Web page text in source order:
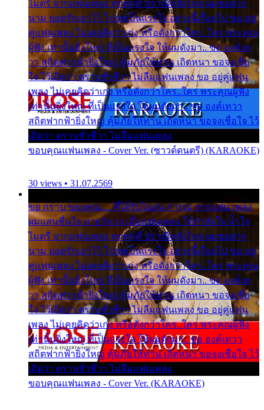
ไมตรี จากแฟนเพลง ทุกทุกที่ ปราณีหลั่งไหล ผมขอฝาก
นาม ยอดรักเอาไว้ โปรดเป็นแรงใจ อย่างนี้เรื่อยไป ขอ อยู่
คู่แฟนเพลง ไม่เคยคิดว่าเก่ง หรือดังกว่าใคร..ใคร พระคุณ
ผู้ฟัง เท่านั้นยิ่งใหญ่ ที่เป็นแรงใจ ให้ผมดังมา.. ขอ องค์เท
วา สถิตฟากฟ้ายิ่งใหญ่ คุ้มภัยให้ท่าน เถิดหนา ขอจงเชื่อ
ใจ ไว้เถิดว่า ตราบชั่วชีวา ไม่ลืมแฟนเพลง ขอ อยู่คู่แฟน
เพลง ไม่เคยคิดว่าเก่ง หรือดังกว่าใคร..ใคร พระคุณผู้ฟัง
เท่านั้นยิ่งใหญ่ ที่เป็นแรงใจ ให้ผมดังมา.. ขอ องค์เทวา
สถิตฟากฟ้ายิ่งใหญ่ คุ้มภัยให้ท่าน เถิดหนา ขอจงเชื่อใจ ไว้
เถิดว่า ตราบชั่วชีวา ไม่ลืมแฟนเพลง
ขอบคุณแฟนเพลง - Cover Ver. (ซาวด์ดนตรี) (KARAOKE)
30 views • 31.07.2569
ขอ กราบ ขอบคุณ.... ที่ได้รับไออุ่น การุณ จากแฟน เพลง
ผมแสนชื่นใจ หายวังเวง เมื่อแฟนเพลง ให้กำลังใจ น้ำใจ
ไมตรี จากแฟนเพลง ทุกทุกที่ ปราณีหลั่งไหล ผมขอฝาก
นาม ยอดรักเอาไว้ โปรดเป็นแรงใจ อย่างนี้เรื่อยไป ขอ อยู่
คู่แฟนเพลง ไม่เคยคิดว่าเก่ง หรือดังกว่าใคร..ใคร พระคุณ
ผู้ฟัง เท่านั้นยิ่งใหญ่ ที่เป็นแรงใจ ให้ผมดังมา.. ขอ องค์เท
วา สถิตฟากฟ้ายิ่งใหญ่ คุ้มภัยให้ท่าน เถิดหนา ขอจงเชื่อ
ใจ ไว้เถิดว่า ตราบชั่วชีวา ไม่ลืมแฟนเพลง ขอ อยู่คู่แฟน
เพลง ไม่เคยคิดว่าเก่ง หรือดังกว่าใคร..ใคร พระคุณผู้ฟัง
เท่านั้นยิ่งใหญ่ ที่เป็นแรงใจ ให้ผมดังมา.. ขอ องค์เทวา
สถิตฟากฟ้ายิ่งใหญ่ คุ้มภัยให้ท่าน เถิดหนา ขอจงเชื่อใจ ไว้
เถิดว่า ตราบชั่วชีวา ไม่ลืมแฟนเพลง
ขอบคุณแฟนเพลง - Cover Ver. (KARAOKE)